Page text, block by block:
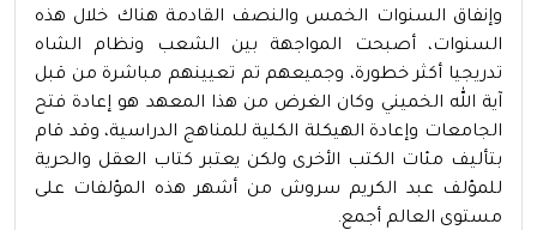
وإنفاق السنوات الخمس والنصف القادمة هناك خلال هذه
السنوات، أصبحت المواجهة بين الشعب ونظام الشاه
تدريجيا أكثر خطورة، وجميعهم تم تعيينهم مباشرة من قبل
آية الله الخميني وكان الغرض من هذا المعهد هو إعادة فتح
الجامعات وإعادة الهيكلة الكلية للمناهج الدراسية، وقد قام
بتأليف مئات الكتب الأخرى ولكن يعتبر كتاب العقل والحرية
للمؤلف عبد الكريم سروش من أشهر هذه المؤلفات على
مستوى العالم أجمع.